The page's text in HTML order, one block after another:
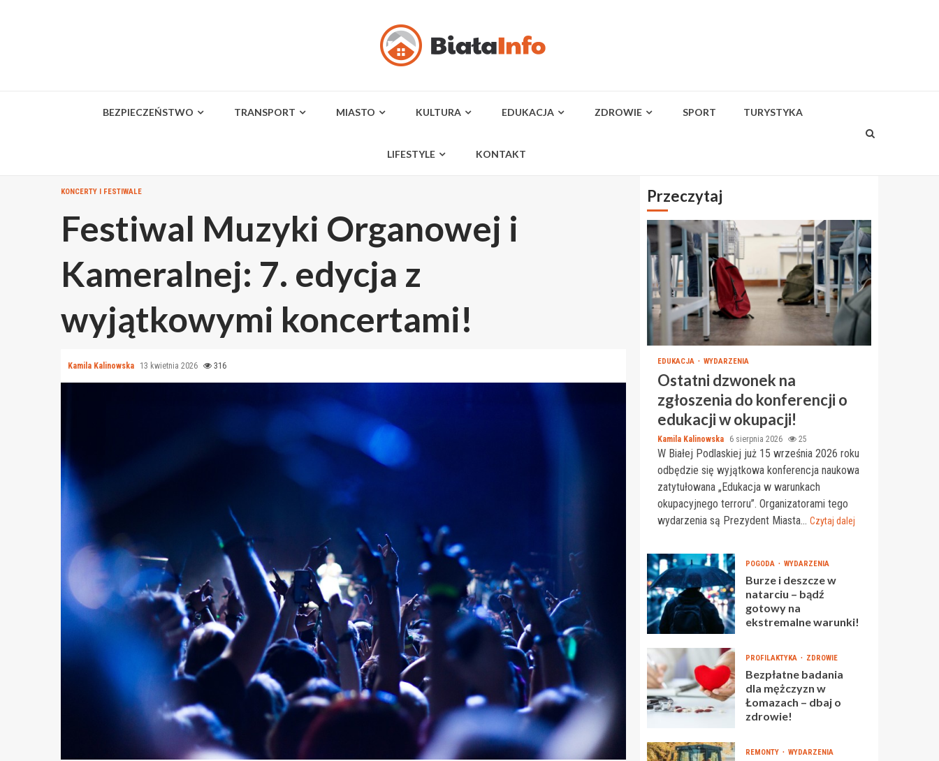
BEZPIECZEŃSTWO TRANSPORT MIASTO KULTURA EDUKACJA ZDROWIE SPORT TURYSTYKA
LIFESTYLE KONTAKT
KONCERTY I FESTIWALE
Festiwal Muzyki Organowej i
Kameralnej: 7. edycja z
wyjątkowymi koncertami!
Kamila Kalinowska 13 kwietnia 2026 316
Przeczytaj
EDUKACJA WYDARZENIA
Ostatni dzwonek na
zgłoszenia do konferencji o
edukacji w okupacji!
Kamila Kalinowska 6 sierpnia 2026 25
W Białej Podlaskiej już 15 września 2026 roku
odbędzie się wyjątkowa konferencja naukowa
zatytułowana „Edukacja w warunkach
okupacyjnego terroru”. Organizatorami tego
wydarzenia są Prezydent Miasta... Czytaj dalej
POGODA WYDARZENIA
Burze i deszcze w
natarciu – bądź
gotowy na
ekstremalne warunki!
PROFILAKTYKA ZDROWIE
Bezpłatne badania
dla mężczyzn w
Łomazach – dbaj o
zdrowie!
REMONTY WYDARZENIA